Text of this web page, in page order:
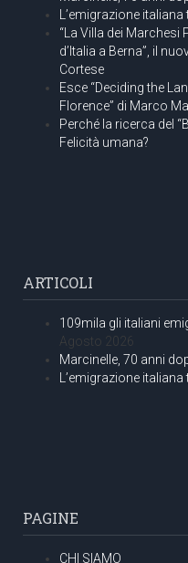
L’emigrazione
“La Villa dei Marchesi
d’Italia a Berna”, il
Cortese
Esce “Deciding the
Florence” di Marco
Perché la ricerca del
Felicità umana?
ARTICOLI
109mila gli italiani
Agosto 2026
Marcinelle, 70 anni
L’emigrazione
PAGINE
CHI SIAMO